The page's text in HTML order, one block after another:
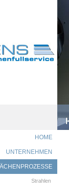
HOME
UNTERNEHMEN
Strahlen